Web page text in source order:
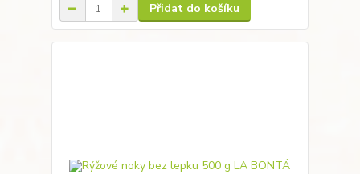
Přidat do košíku